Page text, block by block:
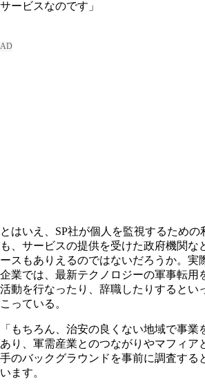
サービスなのです」
とはいえ、SP社が個人を監視するための
も、サービスの提供を受けた政府機関な
ースもありえるのではないだろうか。実
企業では、最新テクノロジーの軍事転用
活動を行なったり、辞職したりするとい
こっている。
「もちろん、治安の良くない地域で事業
あり、軍需産業とのつながりやマフィア
手のバックグラウンドを事前に調査する
います。